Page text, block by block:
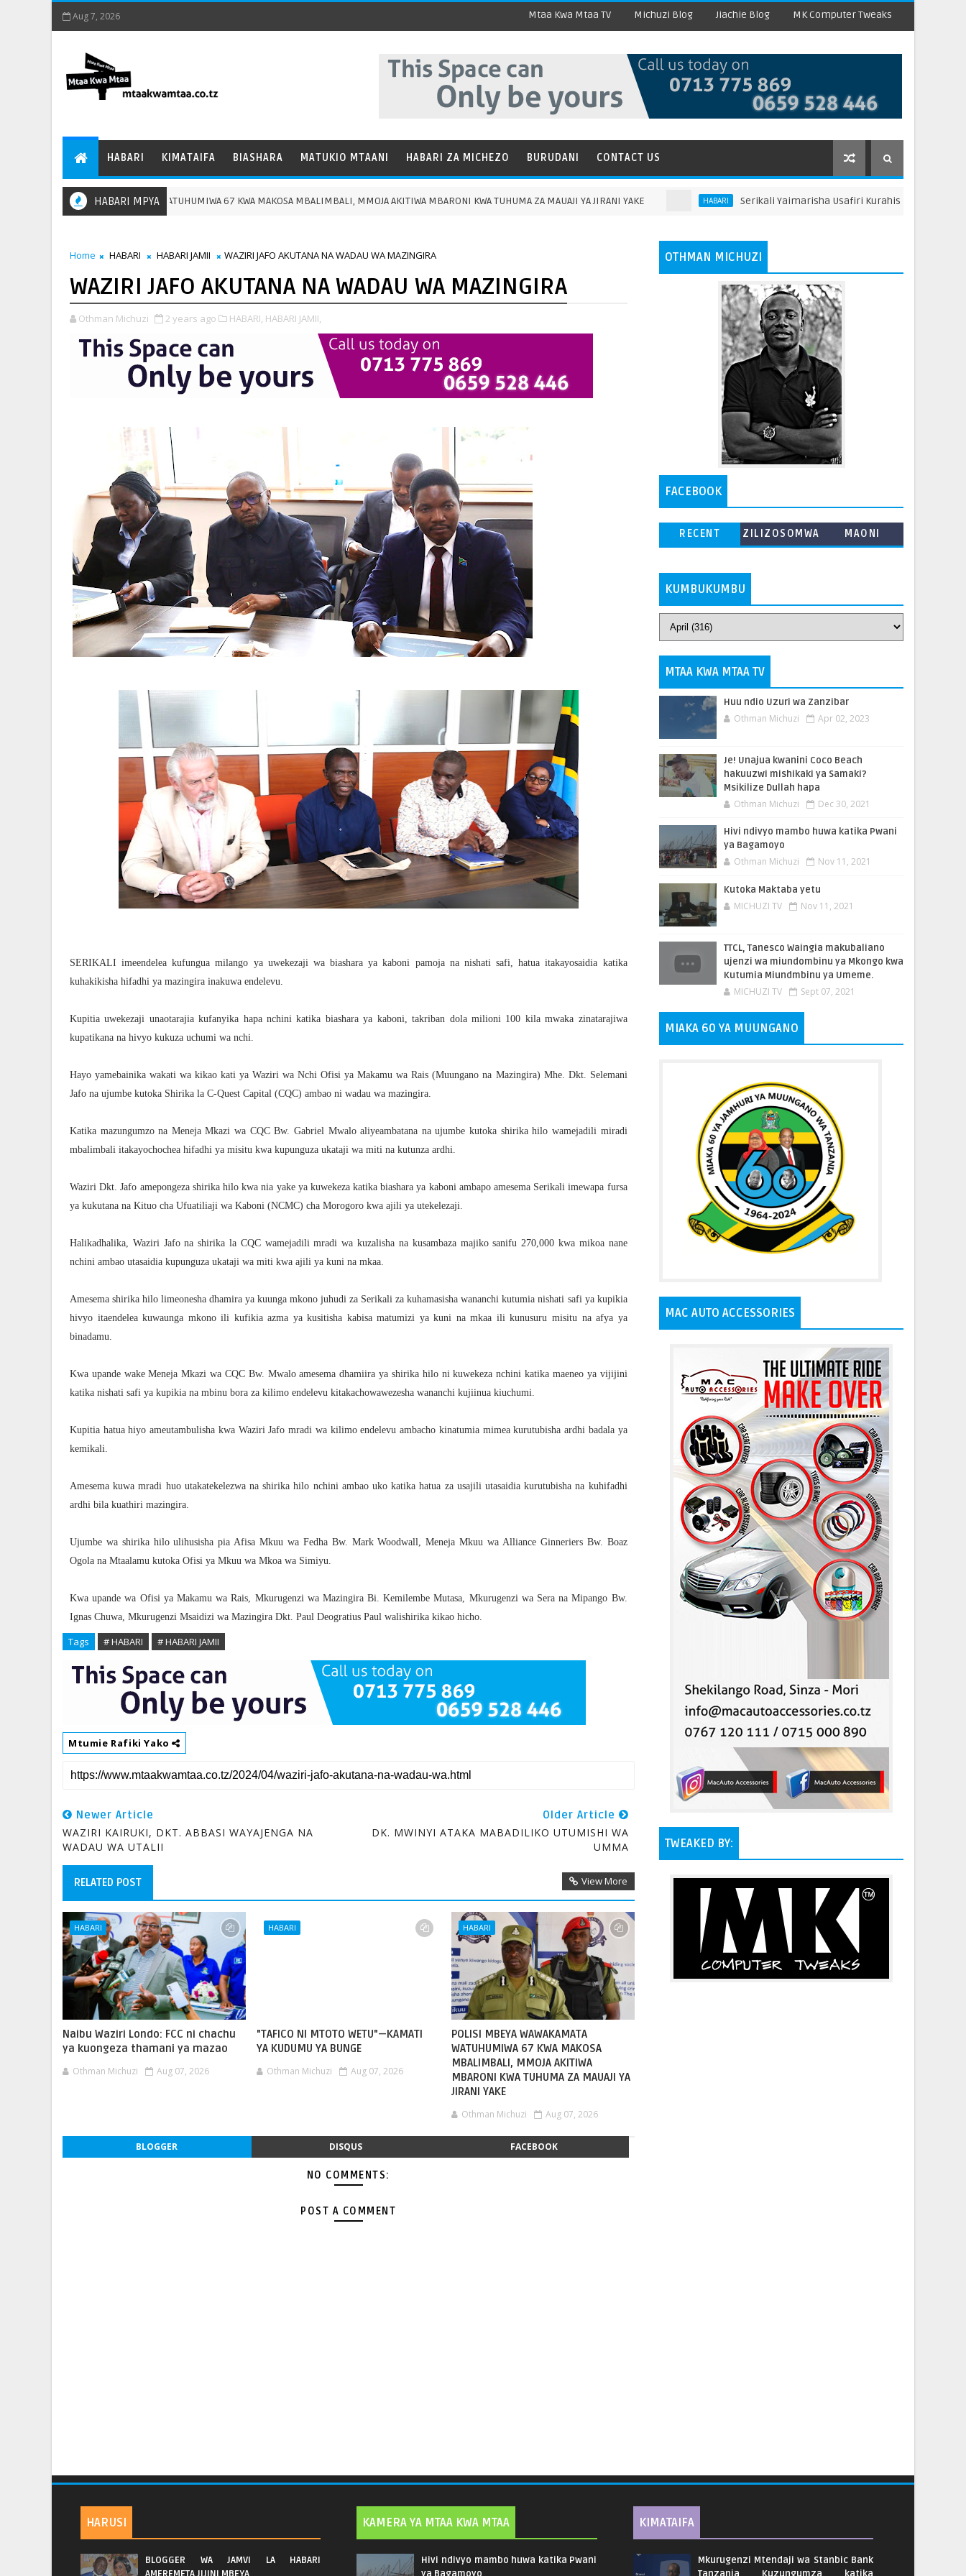
Aug 7, 2026 Mtaa Kwa Mtaa TV Michuzi Blog Jiachie Blog MK Computer Tweaks
HABARI KIMATAIFA BIASHARA MATUKIO MTAANI HABARI ZA MICHEZO BURUDANI CONTACT US
HABARI MPYA
MBEYA WAWAKAMATA WATUHUMIWA 67 KWA MAKOSA MBALIMBALI, MMOJA AKITIWA MBARONI KWA TUHUMA ZA MAUAJI YA JIRANI YAKE Serikali Yaimarisha Usafiri Kurahisisha Wakulima
Home HABARI HABARI JAMII WAZIRI JAFO AKUTANA NA WADAU WA MAZINGIRA
WAZIRI JAFO AKUTANA NA WADAU WA MAZINGIRA
Othman Michuzi 2 years ago HABARI, HABARI JAMII,
SERIKALI imeendelea kufungua milango ya uwekezaji wa biashara ya kaboni pamoja na nishati safi, hatua itakayosaidia katika
kuhakikisha hifadhi ya mazingira inakuwa endelevu.
Kupitia uwekezaji unaotarajia kufanyika hapa nchini katika biashara ya kaboni, takriban dola milioni 100 kila mwaka zinatarajiwa
kupatikana na hivyo kukuza uchumi wa nchi.
Hayo yamebainika wakati wa kikao kati ya Waziri wa Nchi Ofisi ya Makamu wa Rais (Muungano na Mazingira) Mhe. Dkt. Selemani
Jafo na ujumbe kutoka Shirika la C-Quest Capital (CQC) ambao ni wadau wa mazingira.
Katika mazungumzo na Meneja Mkazi wa CQC Bw. Gabriel Mwalo aliyeambatana na ujumbe kutoka shirika hilo wamejadili miradi
mbalimbali itakayochochea hifadhi ya misitu kwa kupunguza ukataji wa miti na kutunza ardhi.
Waziri Dkt. Jafo amepongeza shirika hilo kwa nia yake ya kuwekeza katika biashara ya kaboni ambapo amesema Serikali imewapa fursa
ya kukutana na Kituo cha Ufuatiliaji wa Kaboni (NCMC) cha Morogoro kwa ajili ya utekelezaji.
Halikadhalika, Waziri Jafo na shirika la CQC wamejadili mradi wa kuzalisha na kusambaza majiko sanifu 270,000 kwa mikoa nane
nchini ambao utasaidia kupunguza ukataji wa miti kwa ajili ya kuni na mkaa.
Amesema shirika hilo limeonesha dhamira ya kuunga mkono juhudi za Serikali za kuhamasisha wananchi kutumia nishati safi ya kupikia
hivyo itaendelea kuwaunga mkono ili kufikia azma ya kusitisha kabisa matumizi ya kuni na mkaa ili kunusuru misitu na afya ya
binadamu.
Kwa upande wake Meneja Mkazi wa CQC Bw. Mwalo amesema dhamiira ya shirika hilo ni kuwekeza nchini katika maeneo ya vijijini
katika nishati safi ya kupikia na mbinu bora za kilimo endelevu kitakachowawezesha wananchi kujiinua kiuchumi.
Kupitia hatua hiyo ameutambulisha kwa Waziri Jafo mradi wa kilimo endelevu ambacho kinatumia mimea kurutubisha ardhi badala ya
kemikali.
Amesema kuwa mradi huo utakatekelezwa na shirika hilo nchini ambao uko katika hatua za usajili utasaidia kurutubisha na kuhifadhi
ardhi bila kuathiri mazingira.
Ujumbe wa shirika hilo ulihusisha pia Afisa Mkuu wa Fedha Bw. Mark Woodwall, Meneja Mkuu wa Alliance Ginneriers Bw. Boaz
Ogola na Mtaalamu kutoka Ofisi ya Mkuu wa Mkoa wa Simiyu.
Kwa upande wa Ofisi ya Makamu wa Rais, Mkurugenzi wa Mazingira Bi. Kemilembe Mutasa, Mkurugenzi wa Sera na Mipango Bw.
Ignas Chuwa, Mkurugenzi Msaidizi wa Mazingira Dkt. Paul Deogratius Paul walishirika kikao hicho.
Tags # HABARI # HABARI JAMII
Mtumie Rafiki Yako
Newer Article
WAZIRI KAIRUKI, DKT. ABBASI WAYAJENGA NA
WADAU WA UTALII
Older Article
DK. MWINYI ATAKA MABADILIKO UTUMISHI WA
UMMA
RELATED POST View More
HABARI
Naibu Waziri Londo: FCC ni chachu
ya kuongeza thamani ya mazao
Othman Michuzi Aug 07, 2026
HABARI
"TAFICO NI MTOTO WETU"—KAMATI
YA KUDUMU YA BUNGE
Othman Michuzi Aug 07, 2026
HABARI
POLISI MBEYA WAWAKAMATA
WATUHUMIWA 67 KWA MAKOSA
MBALIMBALI, MMOJA AKITIWA
MBARONI KWA TUHUMA ZA MAUAJI YA
JIRANI YAKE
Othman Michuzi Aug 07, 2026
BLOGGER DISQUS FACEBOOK
NO COMMENTS:
POST A COMMENT
OTHMAN MICHUZI
FACEBOOK
RECENT
ZILIZOSOMWA
MAONI
KUMBUKUMBU
MTAA KWA MTAA TV
Huu ndio Uzuri wa Zanzibar
Othman Michuzi Apr 02, 2023
Je! Unajua kwanini Coco Beach
hakuuzwi mishikaki ya Samaki?
Msikilize Dullah hapa
Othman Michuzi Dec 30, 2021
Hivi ndivyo mambo huwa katika Pwani
ya Bagamoyo
Othman Michuzi Nov 11, 2021
Kutoka Maktaba yetu
MICHUZI TV Nov 11, 2021
TTCL, Tanesco Waingia makubaliano
ujenzi wa miundombinu ya Mkongo kwa
Kutumia Miundmbinu ya Umeme.
MICHUZI TV Sept 07, 2021
MIAKA 60 YA MUUNGANO
MAC AUTO ACCESSORIES
TWEAKED BY:
HARUSI
BLOGGER WA JAMVI LA HABARI
KAMERA YA MTAA KWA MTAA
Hivi ndivyo mambo huwa katika Pwani
KIMATAIFA
Mkurugenzi Mtendaji wa Stanbic Bank